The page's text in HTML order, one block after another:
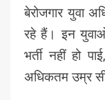
बेरोजगार युवा
रहे हैं। इन
भर्ती नहीं हो
अधिकतम उम्र